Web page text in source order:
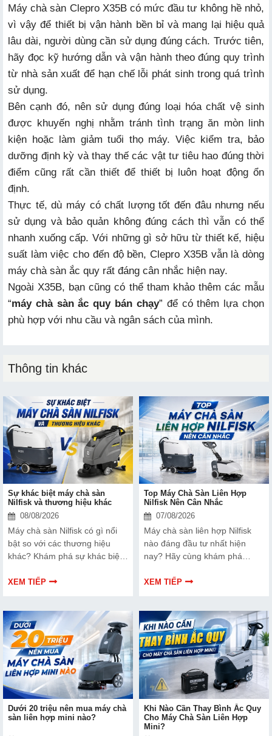
Máy chà sàn Clepro X35B có mức đầu tư không hề nhỏ,
vì vậy để thiết bị vận hành bền bỉ và mang lại hiệu quả
lâu dài, người dùng cần sử dụng đúng cách. Trước tiên,
hãy đọc kỹ hướng dẫn và vận hành theo đúng quy trình
từ nhà sản xuất để hạn chế lỗi phát sinh trong quá trình
sử dụng.
Bên cạnh đó, nên sử dụng đúng loại hóa chất vệ sinh
được khuyến nghị nhằm tránh tình trạng ăn mòn linh
kiện hoặc làm giảm tuổi thọ máy. Việc kiểm tra, bảo
dưỡng định kỳ và thay thế các vật tư tiêu hao đúng thời
điểm cũng rất cần thiết để thiết bị luôn hoạt động ổn
định.
Thực tế, dù máy có chất lượng tốt đến đâu nhưng nếu
sử dụng và bảo quản không đúng cách thì vẫn có thể
nhanh xuống cấp. Với những gì sở hữu từ thiết kế, hiệu
suất làm việc cho đến độ bền, Clepro X35B vẫn là dòng
máy chà sàn ắc quy rất đáng cân nhắc hiện nay.
Ngoài X35B, bạn cũng có thể tham khảo thêm các mẫu
“máy chà sàn ắc quy bán chạy” để có thêm lựa chọn
phù hợp với nhu cầu và ngân sách của mình.
Thông tin khác
Sự khác biệt máy chà sàn
Nilfisk và thương hiệu khác
08/08/2026
Máy chà sàn Nilfisk có gì nổi
bật so với các thương hiệu
khác? Khám phá sự khác biệt
nghệ, khả năng vận hành và
XEM TIẾP
Top Máy Chà Sàn Liên Hợp
Nilfisk Nên Cân Nhắc
07/08/2026
Máy chà sàn liên hợp Nilfisk
nào đáng đầu tư nhất hiện
nay? Hãy cùng khám phá
viết dưới đây.
XEM TIẾP
Dưới 20 triệu nên mua máy chà
sàn liên hợp mini nào?
Khi Nào Cần Thay Bình Ắc Quy
Cho Máy Chà Sàn Liên Hợp
Mini?